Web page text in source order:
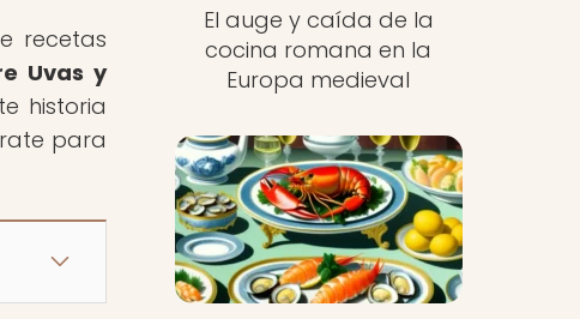
recetas
Uvas y
historia
para
El auge y caída de la
cocina romana en la
Europa medieval